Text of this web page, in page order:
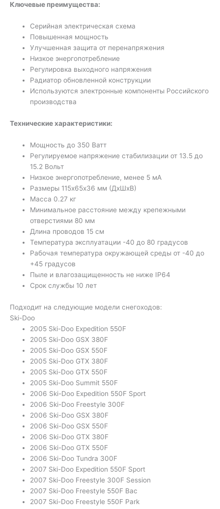
Ключевые преимущества:
Серийная электрическая схема
Повышенная мощность
Улучшенная защита от перенапряжения
Низкое энергопотребление
Регулировка выходного напряжения
Радиатор обновленной конструкции
Используются электронные компоненты Российского
производства
Технические характеристики:
Мощность до 350 Ватт
Регулируемое напряжение стабилизации от 13.5 до
15.2 Вольт
Низкое энергопотребление, менее 5 мА
Размеры 115х65х36 мм (ДхШхВ)
Масса 0.27 кг
Минимальное расстояние между крепежными
отверстиями 80 мм
Длина проводов 15 см
Температура эксплуатации -40 до 80 градусов
Рабочая температура окружающей среды от -40 до
+45 градусов
Пыле и влагозащищенность не ниже IP64
Срок службы 10 лет
Подходит на следующие модели снегоходов:
Ski-Doo
2005 Ski-Doo Expedition 550F
2005 Ski-Doo GSX 380F
2005 Ski-Doo GSX 550F
2005 Ski-Doo GTX 380F
2005 Ski-Doo GTX 550F
2005 Ski-Doo Summit 550F
2006 Ski-Doo Expedition 550F Sport
2006 Ski-Doo Freestyle 300F
2006 Ski-Doo GSX 380F
2006 Ski-Doo GSX 550F
2006 Ski-Doo GTX 380F
2006 Ski-Doo GTX 550F
2006 Ski-Doo Tundra 300F
2007 Ski-Doo Expedition 550F Sport
2007 Ski-Doo Freestyle 300F Session
2007 Ski-Doo Freestyle 550F Bac
2007 Ski-Doo Freestyle 550F Park